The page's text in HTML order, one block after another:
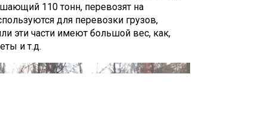
110 тонн, перевозят на
для перевозки грузов,
эти части имеют большой вес, как,
и т.д.